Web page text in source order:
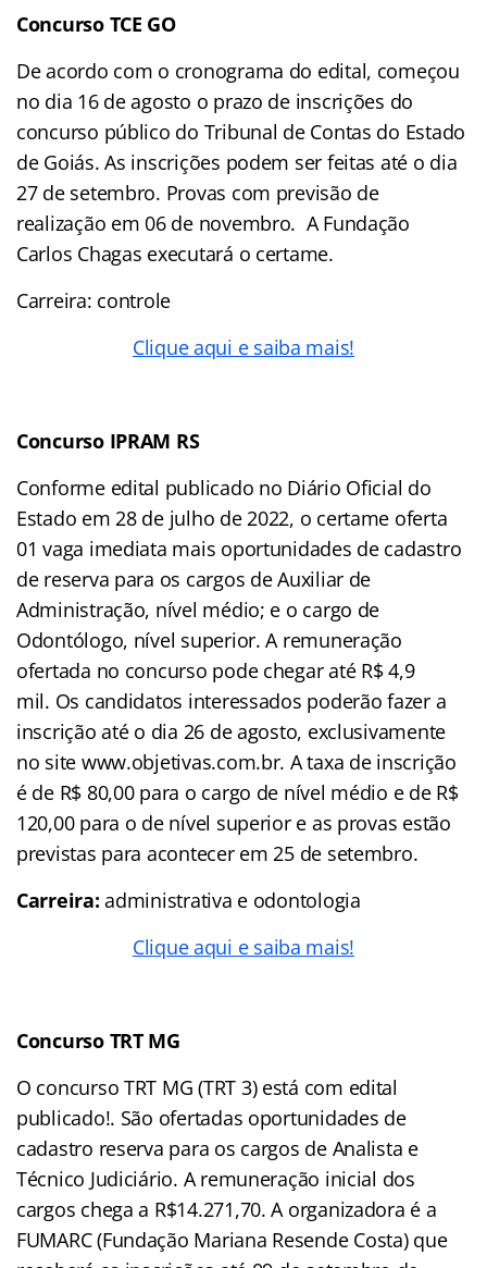
Concurso TCE GO
De acordo com o cronograma do edital, começou
no dia 16 de agosto o prazo de inscrições do
concurso público do Tribunal de Contas do Estado
de Goiás. As inscrições podem ser feitas até o dia
27 de setembro. Provas com previsão de
realização em 06 de novembro. A Fundação
Carlos Chagas executará o certame.
Carreira: controle
Clique aqui e saiba mais!
Concurso IPRAM RS
Conforme edital publicado no Diário Oficial do
Estado em 28 de julho de 2022, o certame oferta
01 vaga imediata mais oportunidades de cadastro
de reserva para os cargos de Auxiliar de
Administração, nível médio; e o cargo de
Odontólogo, nível superior. A remuneração
ofertada no concurso pode chegar até R$ 4,9
mil. Os candidatos interessados poderão fazer a
inscrição até o dia 26 de agosto, exclusivamente
no site www.objetivas.com.br. A taxa de inscrição
é de R$ 80,00 para o cargo de nível médio e de R$
120,00 para o de nível superior e as provas estão
previstas para acontecer em 25 de setembro.
Carreira: administrativa e odontologia
Clique aqui e saiba mais!
Concurso TRT MG
O concurso TRT MG (TRT 3) está com edital
publicado!. São ofertadas oportunidades de
cadastro reserva para os cargos de Analista e
Técnico Judiciário. A remuneração inicial dos
cargos chega a R$14.271,70. A organizadora é a
FUMARC (Fundação Mariana Resende Costa) que